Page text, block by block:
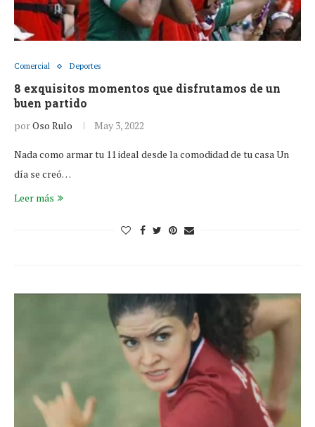
Comercial Deportes
8 exquisitos momentos que disfrutamos de un
buen partido
porOso Rulo May 3, 2022
Nada como armar tu 11 ideal desde la comodidad de tu casa Un
día se creó…
Leer más